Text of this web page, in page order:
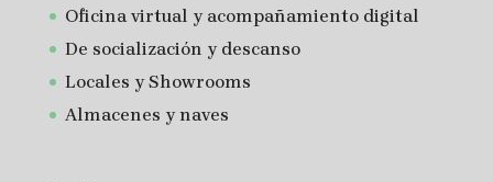
Oficina virtual y acompañamiento digital
De socialización y descanso
Locales y Showrooms
Almacenes y naves